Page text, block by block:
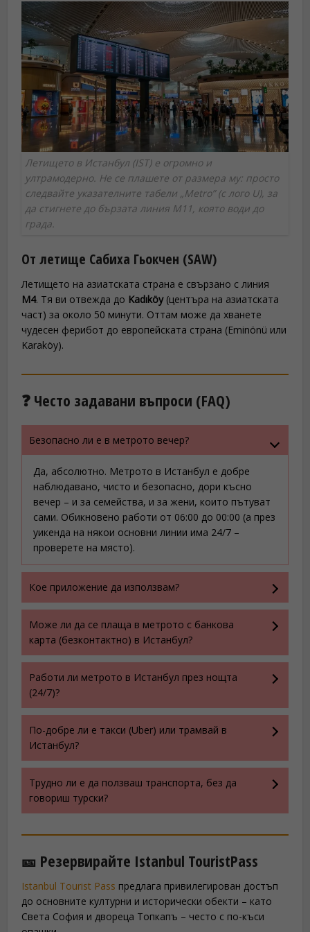
Летището в Истанбул (IST) е огромно и
ултрамодерно. Не се плашете от размера му: просто
следвайте указателните табели „Metro” (с лого U), за
да стигнете до бързата линия M11, която води до
града.
От летище Сабиха Гьокчен (SAW)
Летището на азиатската страна е свързано с линия
M4. Тя ви отвежда до Kadıköy(центъра на азиатската
част) за около 50 минути. Оттам може да хванете
чудесен ферибот до европейската страна (Eminönü или
Karaköy).
❓ Често задавани въпроси (FAQ)
Безопасно ли е в метрото вечер?
Да, абсолютно. Метрото в Истанбул е добре
наблюдавано, чисто и безопасно, дори късно
вечер – и за семейства, и за жени, които пътуват
сами. Обикновено работи от 06:00 до 00:00 (а през
уикенда на някои основни линии има 24/7 –
проверете на място).
Кое приложение да използвам?
Може ли да се плаща в метрото с банкова
карта (безконтактно) в Истанбул?
Работи ли метрото в Истанбул през нощта
(24/7)?
По-добре ли е такси (Uber) или трамвай в
Истанбул?
Трудно ли е да ползваш транспорта, без да
говориш турски?
🎫 Резервирайте Istanbul TouristPass
Istanbul Tourist Pass предлага привилегирован достъп
до основните културни и исторически обекти – като
Света София и двореца Топкапъ – често с по-къси